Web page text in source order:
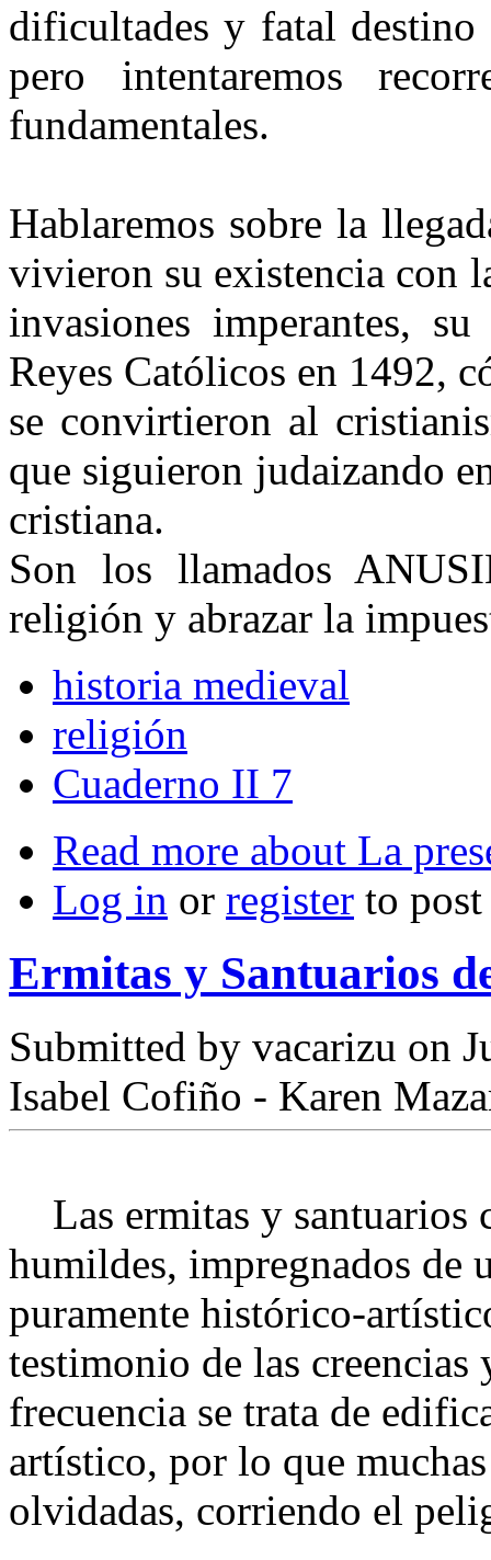
dificultades y fatal
pero intentaremos
fundamentales.
Hablaremos sobre la
vivieron su existencia con
invasiones imperantes,
Reyes Católicos en 1492,
se convirtieron al
que siguieron judaizando
cristiana.
Son los llamados
religión y abrazar la
historia medieval
religión
Cuaderno II 7
Read more about La
Log in or register to
Ermitas y Santuarios
Submitted by vacarizu on
Isabel Cofiño - Karen
Las ermitas y santuarios
humildes, impregnados de
puramente histórico-
testimonio de las
frecuencia se trata de
artístico, por lo que
olvidadas, corriendo el